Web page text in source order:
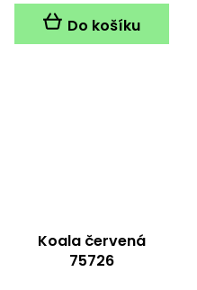
Do košíku
Koala červená
75726